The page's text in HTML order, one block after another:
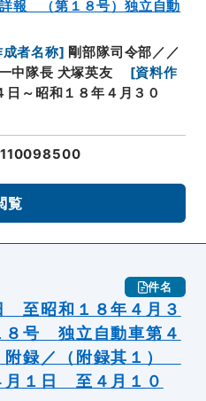
報 （第１８号）独立自動
成者名称] 剛部隊司令部／／
中隊長 犬塚英友
[資料作
日～昭和１８年４月３０
覧
件名
至昭和１８年４月３
号 独立自動車第４
附録／（附録其１）
１日 至４月１０